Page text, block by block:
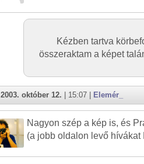
Kézben tartva
összeraktam a képet
2003. október 12. | 15:07 | Elemér_
Nagyon szép a kép is, és
(a jobb oldalon levő hívákat